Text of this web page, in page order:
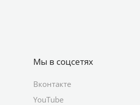
Мы в соцсетях
Вконтакте
YouTube